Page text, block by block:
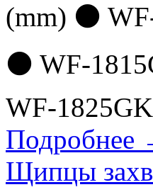
(mm) ⚫
⚫ WF-
WF-
Подробнее
Щипцы